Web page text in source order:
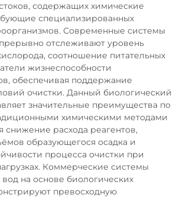
содержащих химические
специализированных
Современные системы
отслеживают уровень
соотношение питательных
жизнеспособности
обеспечивая поддержание
очистки. Данный биологический
значительные преимущества по
химическими методами
снижение расхода реагентов,
образующегося осадка и
процесса очистки при
Коммерческие системы
вод на основе биологических
превосходную